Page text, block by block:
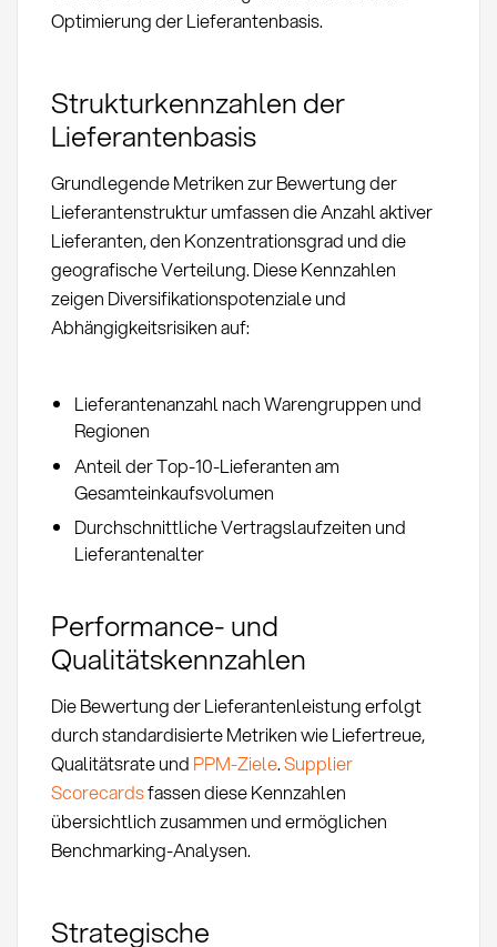
Optimierung der Lieferantenbasis.
Strukturkennzahlen der
Lieferantenbasis
Grundlegende Metriken zur Bewertung der
Lieferantenstruktur umfassen die Anzahl aktiver
Lieferanten, den Konzentrationsgrad und die
geografische Verteilung. Diese Kennzahlen
zeigen Diversifikationspotenziale und
Abhängigkeitsrisiken auf:
Lieferantenanzahl nach Warengruppen und
Regionen
Anteil der Top-10-Lieferanten am
Gesamteinkaufsvolumen
Durchschnittliche Vertragslaufzeiten und
Lieferantenalter
Performance- und
Qualitätskennzahlen
Die Bewertung der Lieferantenleistung erfolgt
durch standardisierte Metriken wie Liefertreue,
Qualitätsrate und PPM-Ziele.Supplier
Scorecardsfassen diese Kennzahlen
übersichtlich zusammen und ermöglichen
Benchmarking-Analysen.
Strategische